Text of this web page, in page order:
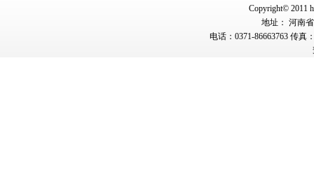
Copyright© 2011
地址： 河南
电话：0371-86663763 传真